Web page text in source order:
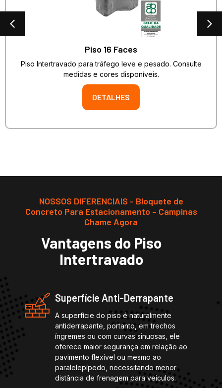
Piso 16 Faces
Piso Intertravado para tráfego leve e pesado. Consulte
medidas e cores disponíveis.
DETALHES
NOSSOS DIFERENCIAIS - Bloquete de
Concreto Para Estacionamento – Campinas
Chame Agora
Vantagens do Piso
Intertravado
Superfície Anti-Derrapante
A superfície do piso é naturalmente
antiderrapante, portanto, em trechos
íngremes ou com curvas sinuosas, ele
oferece maior segurança em relação ao
pavimento flexível ou mesmo ao
paralelepípedo, necessitando menor
distância de frenagem para veículos.